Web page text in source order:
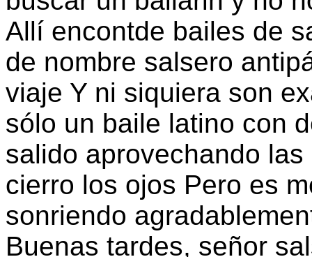
Allí encontde bailes de
de nombre salsero
viaje Y ni siquiera son
sólo un baile latino con
salido aprovechando
cierro los ojos Pero es
sonriendo
Buenas tardes, señor